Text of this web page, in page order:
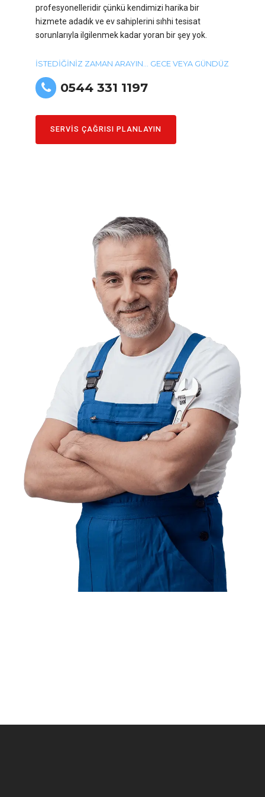
profesyonelleridir çünkü kendimizi harika bir
hizmete adadık ve ev sahiplerini sıhhi tesisat
sorunlarıyla ilgilenmek kadar yoran bir şey yok.
İSTEDİĞİNİZ ZAMAN ARAYIN... GECE VEYA GÜNDÜZ
0544 331 1197
SERVİS ÇAĞRISI PLANLAYIN
0
1